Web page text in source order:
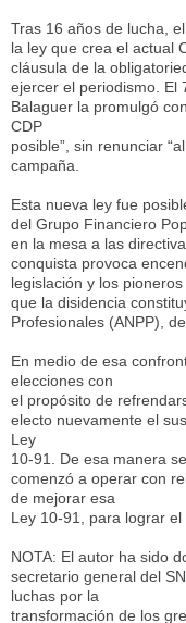
Tras 16 años de lucha,
la ley que crea el actual
cláusula de la
ejercer el periodismo. El
Balaguer la promulgó
CDP
posible”, sin renunciar
campaña.
Esta nueva ley fue
del Grupo Financiero
en la mesa a las
conquista provoca
legislación y los
que la disidencia
Profesionales (ANPP),
En medio de esa
elecciones con
el propósito de
electo nuevamente el
Ley
10-91. De esa manera
comenzó a operar con
de mejorar esa
Ley 10-91, para lograr
NOTA: El autor ha sido
secretario general del
luchas por la
transformación de los